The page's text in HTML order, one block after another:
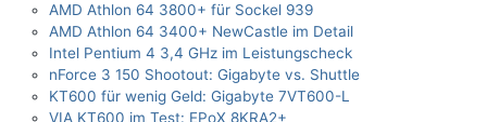
AMD Athlon 64 3800+ für Sockel 939
AMD Athlon 64 3400+ NewCastle im Detail
Intel Pentium 4 3,4 GHz im Leistungscheck
nForce 3 150 Shootout: Gigabyte vs. Shuttle
KT600 für wenig Geld: Gigabyte 7VT600-L
VIA KT600 im Test: EPoX 8KRA2+